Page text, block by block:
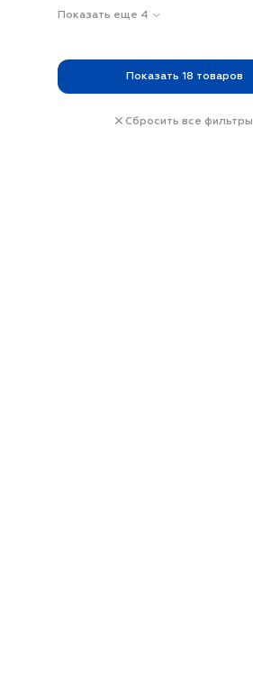
Показать еще 4
Показать 18 товаров
Сбросить все фильтры